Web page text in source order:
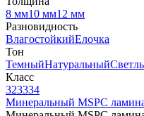
8 мм10 мм12 мм
Разновидность
ВлагостойкийЕлочка
Тон
ТемныйНатуральный
Класс
323334
Минеральный MSPC